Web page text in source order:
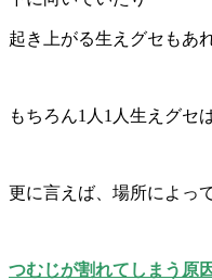
起き上がる生えグセもあ
もちろん1人1人生えグセ
更に言えば、場所によっ
つむじが割れてしまう原